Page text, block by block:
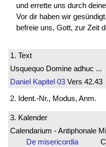
und errette uns durch
Vor dir haben wir
befreie uns, Gott, zur Zeit
1. Text
Usquequo Domine adhuc ...
Daniel Kapitel 03 Vers 42.43
2. Ident.-Nr., Modus, Anm.
3. Kalender
Calendarium - Antiphonale
De misericordia
C